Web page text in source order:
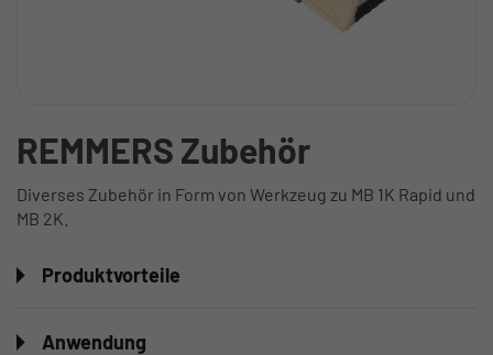
REMMERS Zubehör
Diverses Zubehör in Form von Werkzeug zu MB 1K Rapid und
MB 2K.
Produktvorteile
Anwendung